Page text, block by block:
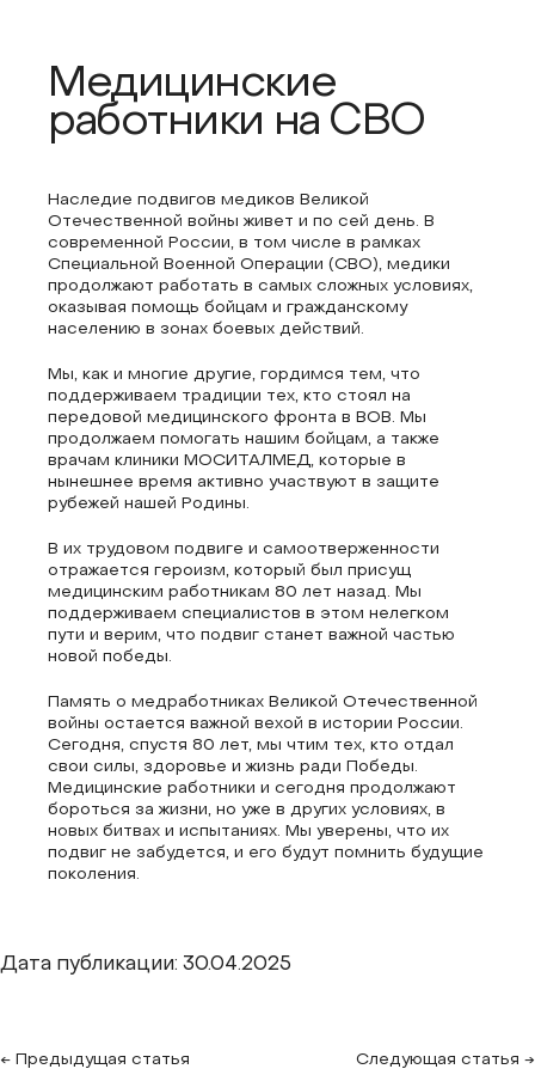
Медицинские
работники на СВО
Наследие подвигов медиков Великой
Отечественной войны живет и по сей день. В
современной России, в том числе в рамках
Специальной Военной Операции (СВО), медики
продолжают работать в самых сложных условиях,
оказывая помощь бойцам и гражданскому
населению в зонах боевых действий.
Мы, как и многие другие, гордимся тем, что
поддерживаем традиции тех, кто стоял на
передовой медицинского фронта в ВОВ. Мы
продолжаем помогать нашим бойцам, а также
врачам клиники МОСИТАЛМЕД, которые в
нынешнее время активно участвуют в защите
рубежей нашей Родины.
В их трудовом подвиге и самоотверженности
отражается героизм, который был присущ
медицинским работникам 80 лет назад. Мы
поддерживаем специалистов в этом нелегком
пути и верим, что подвиг станет важной частью
новой победы.
Память о медработниках Великой Отечественной
войны остается важной вехой в истории России.
Сегодня, спустя 80 лет, мы чтим тех, кто отдал
свои силы, здоровье и жизнь ради Победы.
Медицинские работники и сегодня продолжают
бороться за жизни, но уже в других условиях, в
новых битвах и испытаниях. Мы уверены, что их
подвиг не забудется, и его будут помнить будущие
поколения.
Дата публикации: 30.04.2025
← Предыдущая статья Следующая статья →